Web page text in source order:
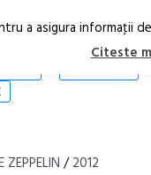
ZEPPELIN /2012
a asigura
Citeste